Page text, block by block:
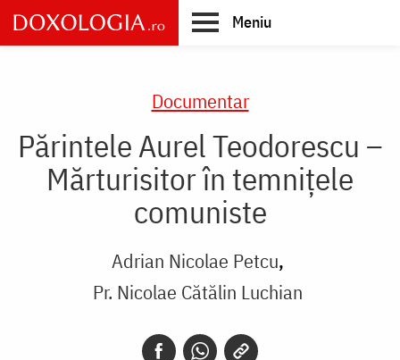
Skip
to
main
Meniu
Documentar
Părintele Aurel Teodorescu –
Mărturisitor în temnițele
comuniste
Adrian Nicolae Petcu
Pr. Nicolae Cătălin Luchian